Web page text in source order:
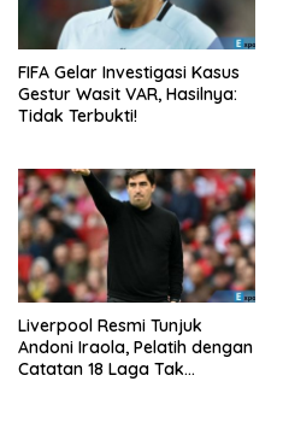
FIFA Gelar Investigasi Kasus
Gestur Wasit VAR, Hasilnya:
Tidak Terbukti!
Liverpool Resmi Tunjuk
Andoni Iraola, Pelatih dengan
Catatan 18 Laga Tak